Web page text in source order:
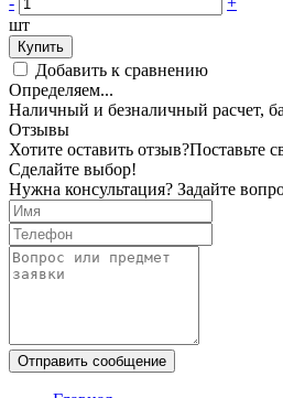
шт
Купить
Добавить к сравнению
Определяем...
Наличный и безналичный расчет,
Отзывы
Хотите оставить отзыв?Поставьте
Сделайте выбор!
Нужна консультация? Задайте
Отправить сообщение